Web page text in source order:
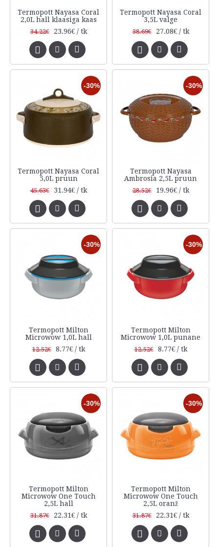
Termopott Nayasa Coral
2,0L hall klaasiga kaas
34.22€ 23.96€ / tk
Termopott Nayasa Coral
3,5L valge
38.69€ 27.08€ / tk
-30%
Termopott Nayasa Coral
5,0L pruun
45.63€ 31.94€ / tk
-30%
Termopott Nayasa
Ambrosia 2,5L pruun
28.52€ 19.96€ / tk
-30%
Termopott Milton
Microwow 1,0L hall
12.52€ 8.77€ / tk
-30%
Termopott Milton
Microwow 1,0L punane
12.52€ 8.77€ / tk
-30%
Termopott Milton
Microwow One Touch
2,5L hall
31.87€ 22.31€ / tk
-30%
Termopott Milton
Microwow One Touch
2,5L oranž
31.87€ 22.31€ / tk